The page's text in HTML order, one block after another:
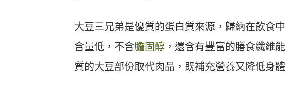
大豆三兄弟是優質的蛋白質來源，歸納在飲食
含量低，不含膽固醇 ，還含有豐富的膳食纖維
質的大豆部份取代肉品，既補充營養又降低身體